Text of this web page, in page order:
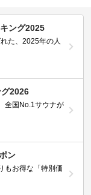
ング2025
た、2025年の人
2026
全国No.1サウナが
ン
もお得な「特別価